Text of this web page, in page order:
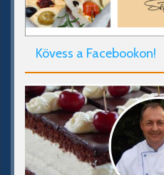
Kövess a Facebookon!